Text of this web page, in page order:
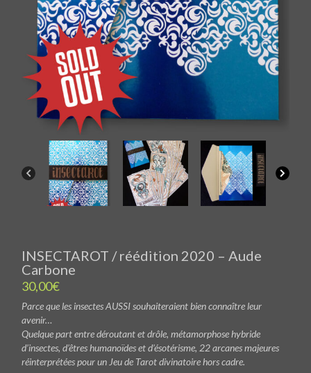
INSECTAROT / réédition 2020 – Aude
Carbone
30,00€
Parce que les insectes AUSSI souhaiteraient bien connaître leur
avenir…
Quelque part entre déroutant et drôle, métamorphose hybride
d’insectes, d’êtres humanoïdes et d’ésotérisme, 22 arcanes majeures
réinterprétées pour un Jeu de Tarot divinatoire hors cadre.